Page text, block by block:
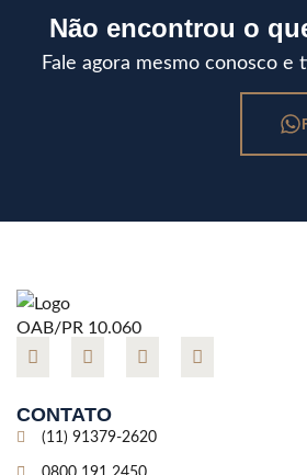
Não encontrou o
Fale agora mesmo conosco e
OAB/PR 10.060
CONTATO
(11) 91379-2620